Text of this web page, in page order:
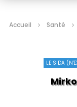
Accueil Santé
LE SIDA